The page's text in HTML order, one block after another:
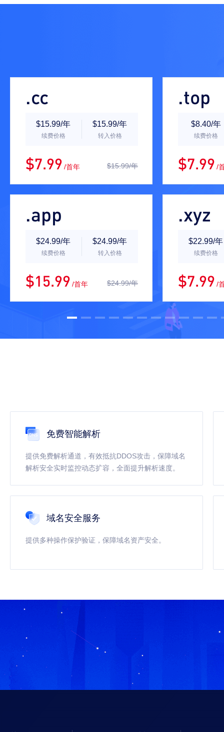
.cc
$15.99/年
续费价格
$15.99/年
转入价格
$7.99 /首年 $15.99/年
.top
$8.40/年
续费价格
$7.99 /
.app
$24.99/年
续费价格
$24.99/年
转入价格
$15.99 /首年 $24.99/年
.xyz
$22.99/年
续费价格
$7.99 /
免费智能解析
提供免费解析通道，有效抵抗DDOS攻击，保障域名
解析安全实时监控动态扩容，全面提升解析速度。
域名安全服务
提供多种操作保护验证，保障域名资产安全。